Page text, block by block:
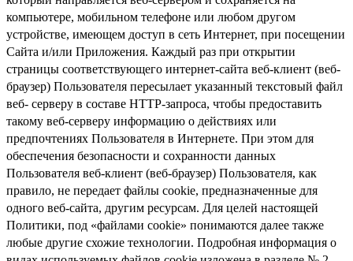
компьютере, мобильном телефоне или любом другом
устройстве, имеющем доступ в сеть Интернет, при посещении
Сайта и/или Приложения. Каждый раз при открытии
страницы соответствующего интернет-сайта веб-клиент (веб-
браузер) Пользователя пересылает указанный текстовый файл
веб- серверу в составе HTTP-запроса, чтобы предоставить
такому веб-серверу информацию о действиях или
предпочтениях Пользователя в Интернете. При этом для
обеспечения безопасности и сохранности данных
Пользователя веб-клиент (веб-браузер) Пользователя, как
правило, не передает файлы cookie, предназначенные для
одного веб-сайта, другим ресурсам. Для целей настоящей
Политики, под «файлами cookie» понимаются далее также
любые другие схожие технологии. Подробная информация о